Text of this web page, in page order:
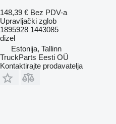
148,39 € Bez PDV-a
Upravljački zglob
1895928 1443085
dizel
Estonija, Tallinn
TruckParts Eesti OÜ
Kontaktirajte prodavatelja